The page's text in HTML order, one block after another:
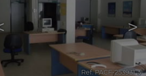
>
Ref. PACF-253931 🔗